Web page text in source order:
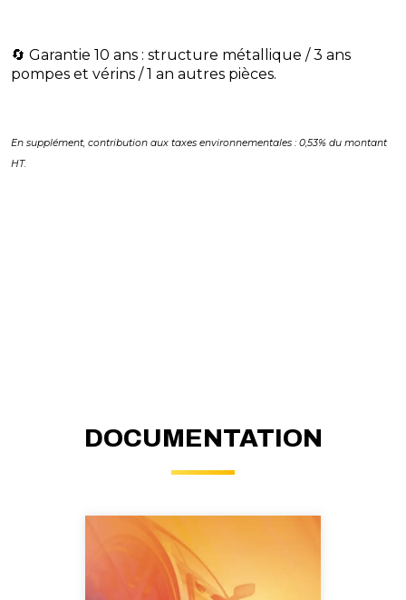
🔄 Garantie 10 ans : structure métallique / 3 ans
pompes et vérins / 1 an autres pièces.
En supplément, contribution aux taxes environnementales : 0,53% du montant
HT.
DOCUMENTATION